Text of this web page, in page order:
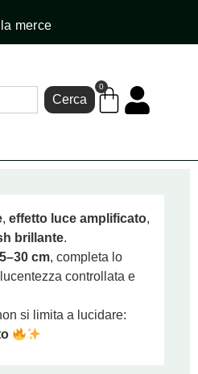
merce
Cerca
0
, effetto luce amplificato,
brillante.
cm, completa lo
controllata e
si limita a lucidare: